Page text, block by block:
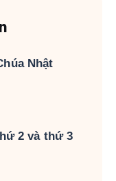
Nhật
2 và thứ 3